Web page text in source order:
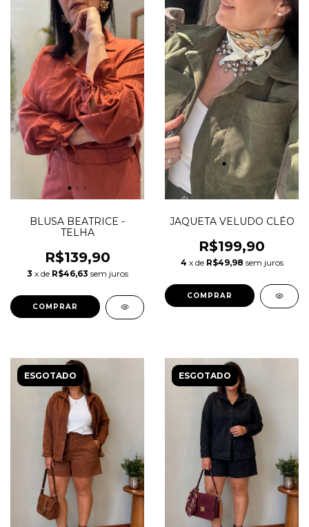
BLUSA BEATRICE -
TELHA
R$139,90
3 x de R$46,63 sem juros
COMPRAR
2 cores
JAQUETA VELUDO CLÉO
R$199,90
4 x de R$49,98 sem juros
COMPRAR
ESGOTADO ESGOTADO